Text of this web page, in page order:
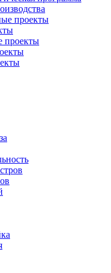
проекты
проекты